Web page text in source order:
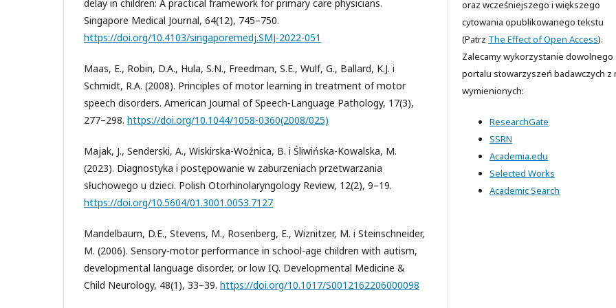
delay in children: A practical framework for primary care physicians.
Singapore Medical Journal, 64(12), 745–750.
https://doi.org/10.4103/singaporemedj.SMJ-2022-051
Maas, E., Robin, D.A., Hula, S.N., Freedman, S.E., Wulf, G., Ballard, K.J. i
Schmidt, R.A. (2008). Principles of motor learning in treatment of motor
speech disorders. American Journal of Speech-Language Pathology, 17(3),
277–298. https://doi.org/10.1044/1058-0360(2008/025)
Majak, J., Senderski, A., Wiskirska-Woźnica, B. i Śliwińska-Kowalska, M.
(2023). Diagnostyka i postępowanie w zaburzeniach przetwarzania
słuchowego u dzieci. Polish Otorhinolaryngology Review, 12(2), 9–19.
https://doi.org/10.5604/01.3001.0053.7127
Mandelbaum, D.E., Stevens, M., Rosenberg, E., Wiznitzer, M. i Steinschneider,
M. (2006). Sensory-motor performance in school-age children with autism,
developmental language disorder, or low IQ. Developmental Medicine &
Child Neurology, 48(1), 33–39. https://doi.org/10.1017/S0012162206000098
oraz wcześniejszego i większego
cytowania opublikowanego tekstu
(Patrz The Effect of Open Access).
Zalecamy wykorzystanie dowolnego
portalu stowarzyszeń badawczych z
wymienionych:
ResearchGate
SSRN
Academia.edu
Selected Works
Academic Search